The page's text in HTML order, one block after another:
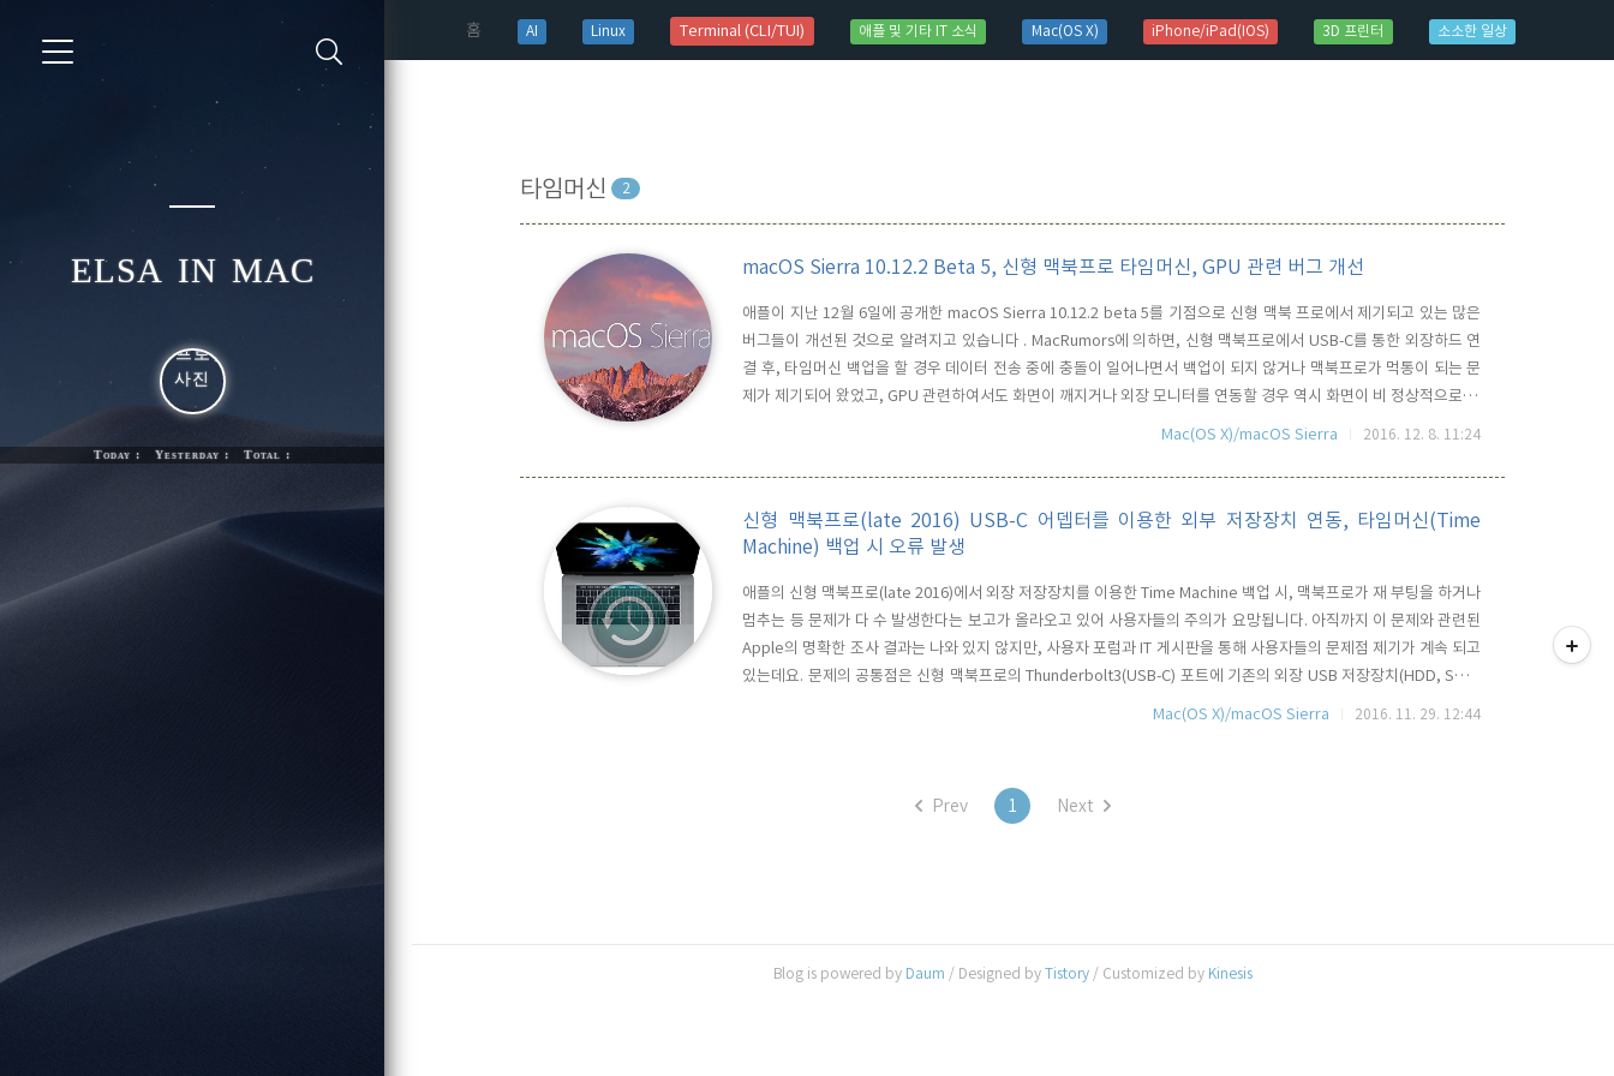
홈(current)
AI Linux Terminal (CLI/TUI) 애플 및 기타 IT 소식 Mac(OS X) iPhone/iPad(IOS) 3D 프린터 소소한 일상
elsa in mac
Today : Yesterday : Total :
타임머신 2
macOS Sierra 10.12.2 Beta 5, 신형 맥북프로 타임머신, GPU 관련 버그 개선
애플이 지난 12월 6일에 공개한 macOS Sierra 10.12.2 beta 5를 기점으로 신형 맥북 프로에서 제기되고 있는 많은
버그들이 개선된 것으로 알려지고 있습니다 . MacRumors에 의하면, 신형 맥북프로에서 USB-C를 통한 외장하드 연
결 후, 타임머신 백업을 할 경우 데이터 전송 중에 충돌이 일어나면서 백업이 되지 않거나 맥북프로가 먹통이 되는 문
제가 제기되어 왔었고, GPU 관련하여서도 화면이 깨지거나 외장 모니터를 연동할 경우 역시 화면이 비 정상적으로 보
이는 버그들이 발생하면서 사용자들의 많은 불편이 있었는데, Beta 5에서 이런 문제들이 상당 부분 개선 된 것으로 보
Mac(OS X)/macOS Sierra 2016. 12. 8. 11:24
신형 맥북프로(late 2016) USB-C 어뎁터를 이용한 외부 저장장치 연동, 타임머신(Time
Machine) 백업 시 오류 발생
애플의 신형 맥북프로(late 2016)에서 외장 저장장치를 이용한 Time Machine 백업 시, 맥북프로가 재 부팅을 하거나
멈추는 등 문제가 다 수 발생한다는 보고가 올라오고 있어 사용자들의 주의가 요망됩니다. 아직까지 이 문제와 관련된
Apple의 명확한 조사 결과는 나와 있지 않지만, 사용자 포럼과 IT 게시판을 통해 사용자들의 문제점 제기가 계속 되고
있는데요. 문제의 공통점은 신형 맥북프로의 Thunderbolt3(USB-C) 포트에 기존의 외장 USB 저장장치(HDD, SDD)
를 연결하기 위해 USB-C to USB 혹은 USB-C Digital AV Multiport 어뎁터 등을 이용하여 맥북프로와 연결한 후 타
Mac(OS X)/macOS Sierra 2016. 11. 29. 12:44
Prev 1 Next
Blog is powered by Daum / Designed by Tistory/ Customized by Kinesis
티스토리툴바